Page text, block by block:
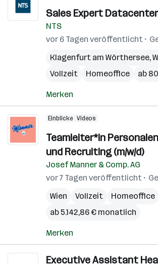
Sales Expert Datacenter
NTS
vor 6 Tagen veröffentlicht
Klagenfurt am Wörthersee,
Vollzeit
Homeoffice ab
Merken
Einblicke Videos
Teamleiter*in
und Recruiting (m/w/d)
Josef Manner & Comp. AG
vor 7 Tagen veröffentlicht
Wien
Vollzeit
Homeoffice
ab 5.142,86 € monatlich
Merken
Executive Assistant